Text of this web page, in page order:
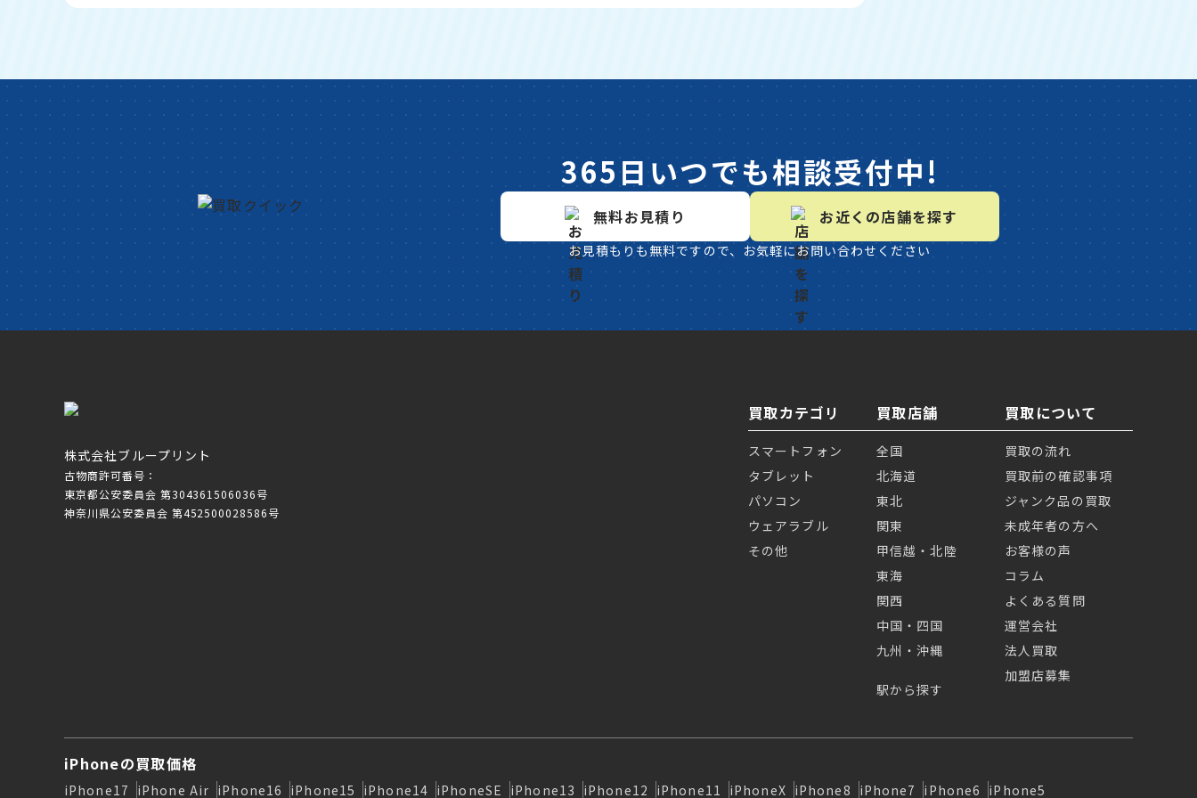
365日いつでも相談受付中!
無料お見積り お近くの店舗を探す
お見積もりも無料ですので、お気軽にお問い合わせください
株式会社ブループリント
古物商許可番号：
東京都公安委員会 第304361506036号
神奈川県公安委員会 第452500028586号
買取カテゴリ
スマートフォン
タブレット
パソコン
ウェアラブル
その他
買取店舗
全国
北海道
東北
関東
甲信越・北陸
東海
関西
中国・四国
九州・沖縄
駅から探す
買取について
買取の流れ
買取前の確認事項
ジャンク品の買取
未成年者の方へ
お客様の声
コラム
よくある質問
運営会社
法人買取
加盟店募集
iPhoneの買取価格
iPhone17 iPhone Air iPhone16 iPhone15 iPhone14 iPhoneSE iPhone13 iPhone12 iPhone11 iPhoneX iPhone8 iPhone7 iPhone6 iPhone5